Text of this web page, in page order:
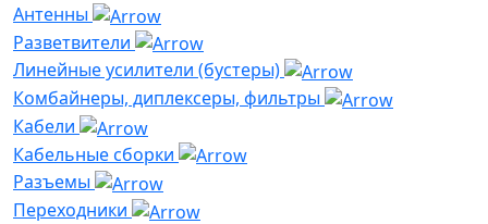
Антенны
Разветвители
Линейные усилители (бустеры)
Комбайнеры, диплексеры, фильтры
Кабели
Кабельные сборки
Разъемы
Переходники